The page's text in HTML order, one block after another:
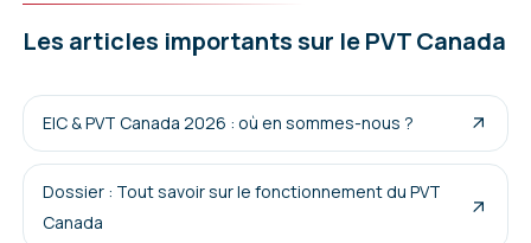
Les articles importants sur le PVT Canada
EIC & PVT Canada 2026 : où en sommes-nous ?
Dossier : Tout savoir sur le fonctionnement du PVT
Canada